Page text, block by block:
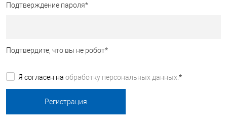
Подтверждение пароля*
Подтвердите, что вы не робот*
Я согласен на обработку персональных данных. *